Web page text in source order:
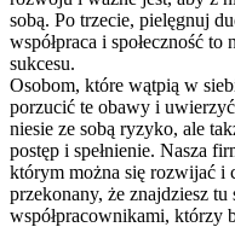
sobą. Po trzecie, pielęgnuj
współpraca i społeczność
sukcesu.
Osobom, które wątpią w
porzucić te obawy i
niesie ze sobą ryzyko, ale
postęp i spełnienie. Nasza
którym można się rozwijać i
przekonany, że znajdziesz
współpracownikami, którzy